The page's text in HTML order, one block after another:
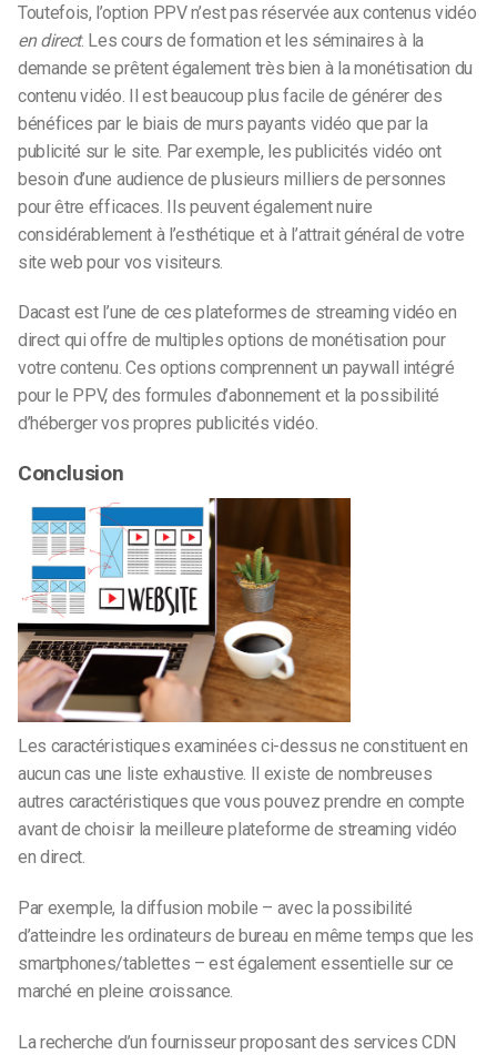
Toutefois, l’option PPV n’est pas réservée aux contenus vidéo
en direct. Les cours de formation et les séminaires à la
demande se prêtent également très bien à la monétisation du
contenu vidéo. Il est beaucoup plus facile de générer des
bénéfices par le biais de murs payants vidéo que par la
publicité sur le site. Par exemple, les publicités vidéo ont
besoin d’une audience de plusieurs milliers de personnes
pour être efficaces. Ils peuvent également nuire
considérablement à l’esthétique et à l’attrait général de votre
site web pour vos visiteurs.
Dacast est l’une de ces plateformes de streaming vidéo en
direct qui offre de multiples options de monétisation pour
votre contenu. Ces options comprennent un paywall intégré
pour le PPV, des formules d’abonnement et la possibilité
d’héberger vos propres publicités vidéo.
Conclusion
Les caractéristiques examinées ci-dessus ne constituent en
aucun cas une liste exhaustive. Il existe de nombreuses
autres caractéristiques que vous pouvez prendre en compte
avant de choisir la meilleure plateforme de streaming vidéo
en direct.
Par exemple, la diffusion mobile – avec la possibilité
d’atteindre les ordinateurs de bureau en même temps que les
smartphones/tablettes – est également essentielle sur ce
marché en pleine croissance.
La recherche d’un fournisseur proposant des services CDN